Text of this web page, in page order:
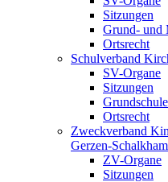
Sitzungen
Grund- und
Ortsrecht
Schulverband
SV-Organe
Sitzungen
Ortsrecht
Zweckverband
Gerzen-Schalkham
ZV-Organe
Sitzungen